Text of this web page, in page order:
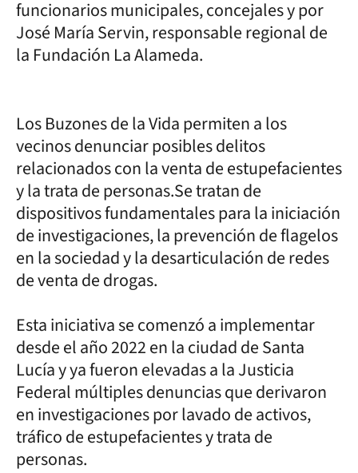
funcionarios municipales, concejales y por
José María Servin, responsable regional de
la Fundación La Alameda.
Los Buzones de la Vida permiten a los
vecinos denunciar posibles delitos
relacionados con la venta de estupefacientes
y la trata de personas.Se tratan de
dispositivos fundamentales para la iniciación
de investigaciones, la prevención de flagelos
en la sociedad y la desarticulación de redes
de venta de drogas.
Esta iniciativa se comenzó a implementar
desde el año 2022 en la ciudad de Santa
Lucía y ya fueron elevadas a la Justicia
Federal múltiples denuncias que derivaron
en investigaciones por lavado de activos,
tráfico de estupefacientes y trata de
personas.